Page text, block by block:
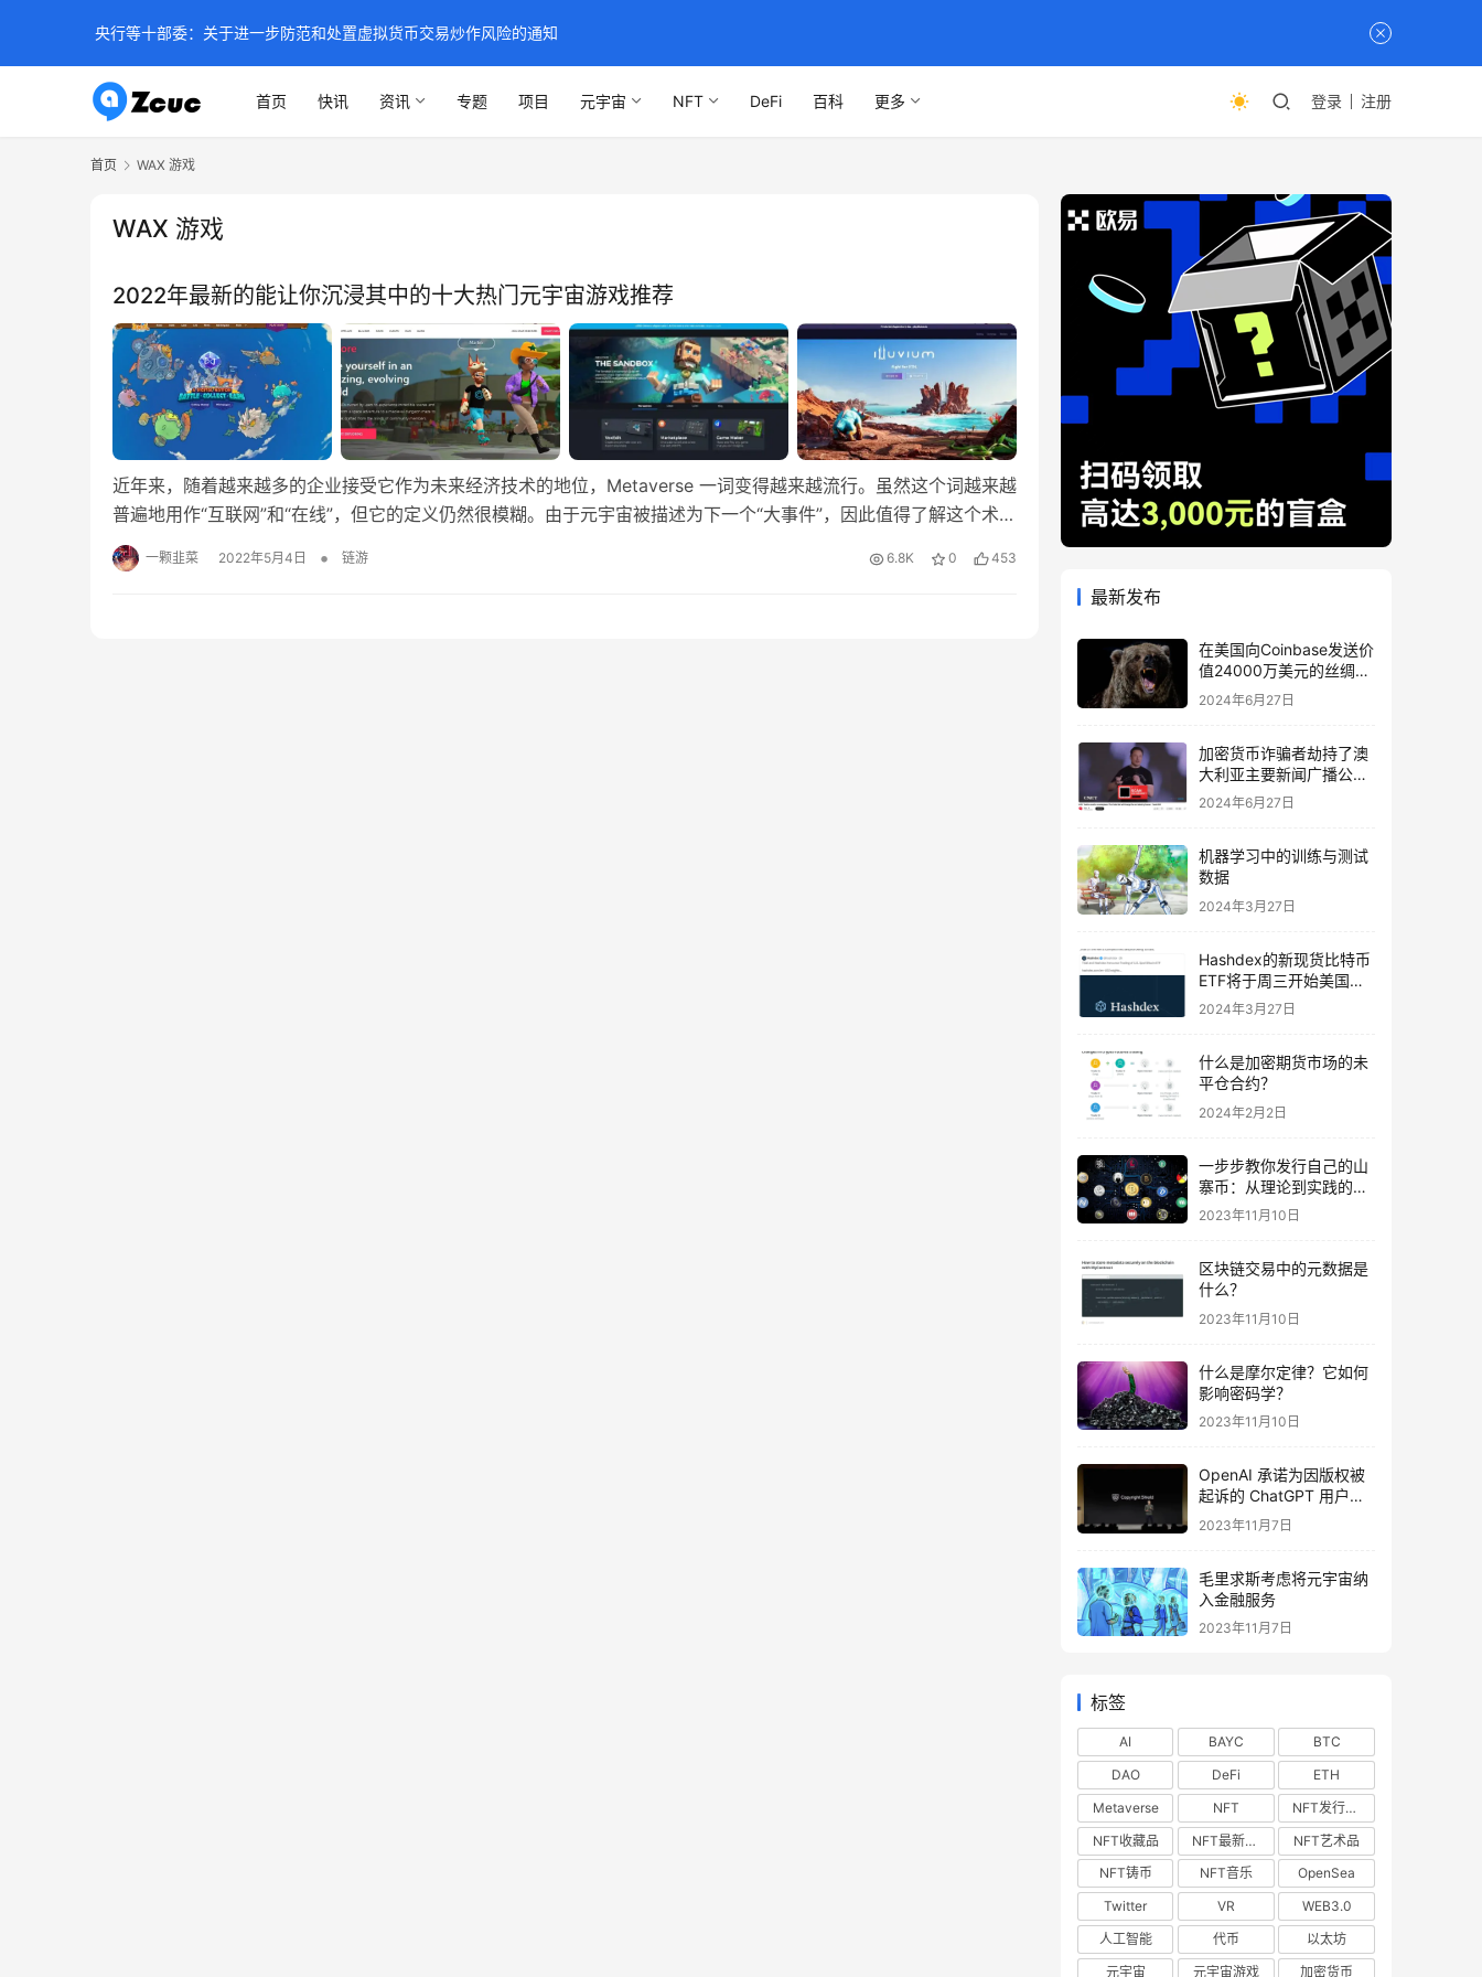
首页 快讯 资讯 专题 项目 元宇宙 NFT DeFi 百科 更多 登录 注册
首页 WAX 游戏
WAX 游戏
2022年最新的能让你沉浸其中的十大热门元宇宙游戏推荐
近年来，随着越来越多的企业接受它作为未来经济技术的地位，Metaverse 一词变得越来越流行。虽然这个词越来越
普遍地用作“互联网”和“在线”，但它的定义仍然很模糊。由于元宇宙被描述为下一个“大事件”，因此值得了解这个术语
的全部含义。 Metaverse：现场、沉浸式扩展现实 元宇宙是指为人们提供体验以成为互联数字世界一部分的技术。
希腊词元（意思是超越）和宇…
一颗韭菜 2022年5月4日 • 链游 6.8K 0 453
最新发布
在美国向Coinbase发送价
值24000万美元的丝绸之
路相关BTC后，比特币下
2024年6月27日
加密货币诈骗者劫持了澳
大利亚主要新闻广播公司
的 YouTube
2024年6月27日
机器学习中的训练与测试
数据
2024年3月27日
Hashdex的新现货比特币
ETF将于周三开始美国交
易
2024年3月27日
什么是加密期货市场的未
平仓合约？
2024年2月2日
一步步教你发行自己的山
寨币：从理论到实践的完
全指南及波场智能合约示
2023年11月10日
区块链交易中的元数据是
什么？
2023年11月10日
什么是摩尔定律？它如何
影响密码学？
2023年11月10日
OpenAI 承诺为因版权被
起诉的 ChatGPT 用户提
供法律费用
2023年11月7日
毛里求斯考虑将元宇宙纳
入金融服务
2023年11月7日
标签
AI BAYC
BTC
DAO
DeFi
ETH
Metaverse
NFT
NFT发行预告
NFT收藏品
NFT最新空投
NFT艺术品
NFT铸币
NFT音乐
OpenSea
Twitter
VR
WEB3.0
人工智能
代币
以太坊
元宇宙
元宇宙游戏 加密货币
央行等十部委：关于进一步防范和处置虚拟货币交易炒作风险的通知